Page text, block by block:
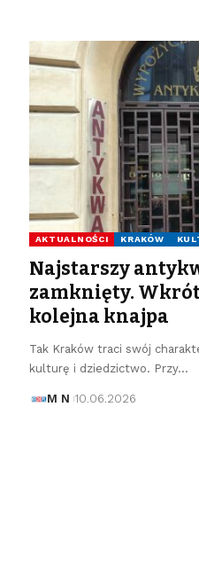
AKTUALNOŚCI KRAKÓW
Najstarszy
zamknięty.
kolejna knajpa
Tak Kraków traci swój
kulturę i dziedzictwo. Przy…
M N 10.06.2026